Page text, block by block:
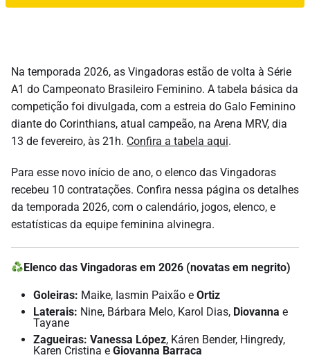
Na temporada 2026, as Vingadoras estão de volta à Série
A1 do Campeonato Brasileiro Feminino. A tabela básica da
competição foi divulgada, com a estreia do Galo Feminino
diante do Corinthians, atual campeão, na Arena MRV, dia
13 de fevereiro, às 21h. Confira a tabela aqui.
Para esse novo início de ano, o elenco das Vingadoras
recebeu 10 contratações. Confira nessa página os detalhes
da temporada 2026, com o calendário, jogos, elenco, e
estatísticas da equipe feminina alvinegra.
Elenco das Vingadoras em 2026 (novatas em negrito)
Goleiras: Maike, Iasmin Paixão e Ortiz
Laterais: Nine, Bárbara Melo, Karol Dias, Diovanna e
Tayane
Zagueiras: Vanessa López, Káren Bender, Hingredy,
Karen Cristina e Giovanna Barraca